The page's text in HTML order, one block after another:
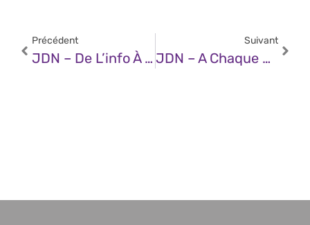
Précédent
JDN – De L’info À L’interaction : Pourquoi Les Chatbots RH Changent La Donne ?
Suivant
JDN – A Chaque Utilisation Son Intelligence Artificielle